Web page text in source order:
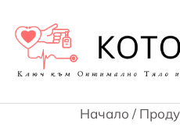
Начало /